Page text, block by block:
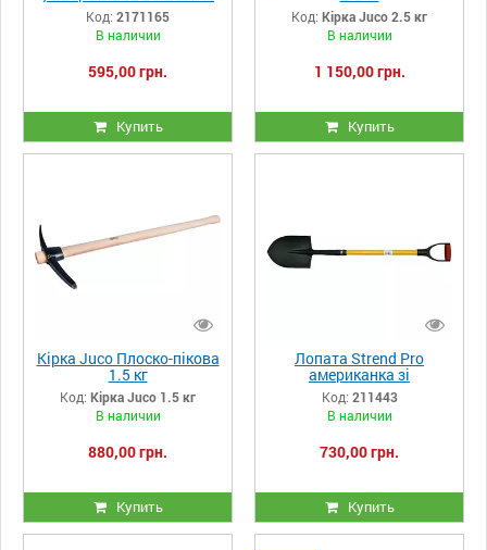
Код: 2171165
В наличии
595,00 грн.
Купить
Код: Кірка Juco 2.5 кг
В наличии
1 150,00 грн.
Купить
Кірка Juco Плоско-пікова
1.5 кг
Код: Кірка Juco 1.5 кг
В наличии
880,00 грн.
Купить
Лопата Strend Pro
американка зі
склопластиковою ручкою
Код: 211443
В наличии
730,00 грн.
Купить